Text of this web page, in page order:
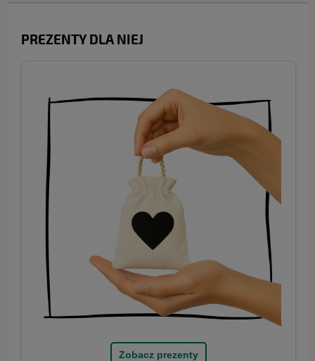
PREZENTY DLA NIEJ
Zobacz prezenty